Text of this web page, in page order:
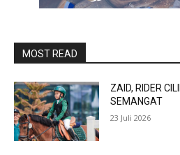
MOST READ
ZAID, RIDER
SEMANGAT
23 Juli 2026